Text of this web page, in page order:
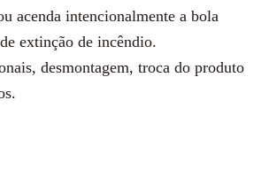
acenda intencionalmente a bola
extinção de incêndio.
desmontagem, troca do produto